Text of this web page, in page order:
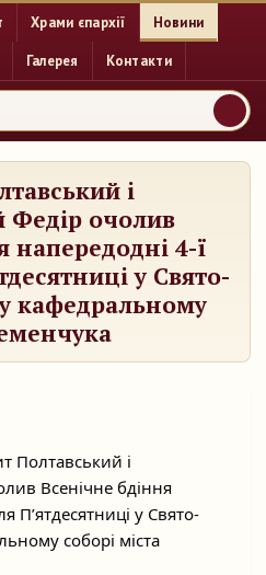
Храми єпархії Новини
Галерея Контакти
і
очолив
напередодні 4-ї
у Свято-
кафедральному
Всенічне бдіння
П’ятдесятниці у Свято-
соборі міста